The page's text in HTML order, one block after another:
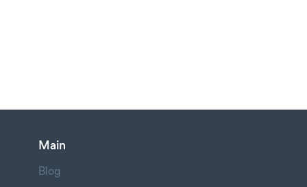
Main
Blog